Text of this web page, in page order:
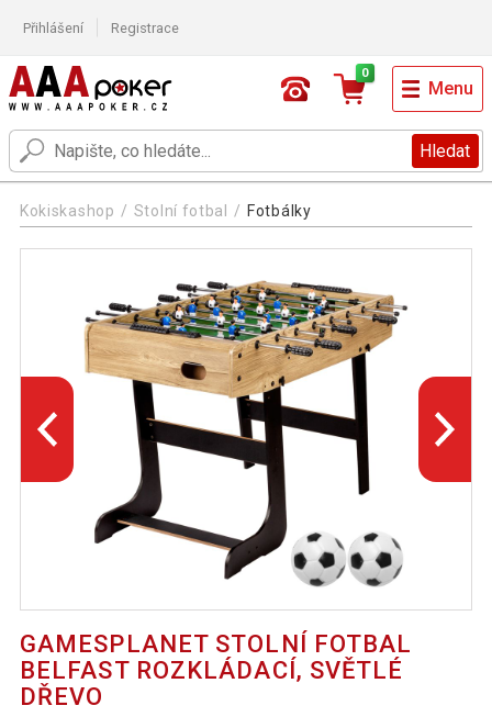
Přihlášení Registrace
Hledat
0
Menu
Kokiskashop Stolní fotbal Fotbálky
GAMESPLANET STOLNÍ FOTBAL
BELFAST ROZKLÁDACÍ, SVĚTLÉ
DŘEVO